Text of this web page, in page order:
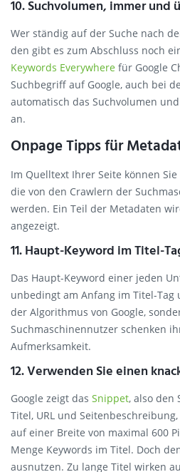
10. Suchvolumen, immer und
Wer ständig auf der Suche nach
den gibt es zum Abschluss noch
Keywords Everywhere für Google
Suchbegriff auf Google, auch bei
automatisch das Suchvolumen und
an.
Onpage Tipps für
Im Quelltext Ihrer Seite können
die von den Crawlern der
werden. Ein Teil der Metadaten
angezeigt.
11. Haupt-Keyword im Titel-
Das Haupt-Keyword einer jeden
unbedingt am Anfang im Titel-
der Algorithmus von Google,
Suchmaschinennutzer schenken
Aufmerksamkeit.
12. Verwenden Sie einen
Google zeigt das Snippet, also den
Titel, URL und
auf einer Breite von maximal 600
Menge Keywords im Titel. Doch
ausnutzen. Zu lange Titel wirken